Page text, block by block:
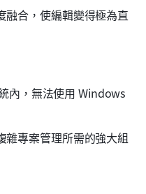
融合，使編輯變得極為直
內，無法使用 Windows
雜專案管理所需的強大組